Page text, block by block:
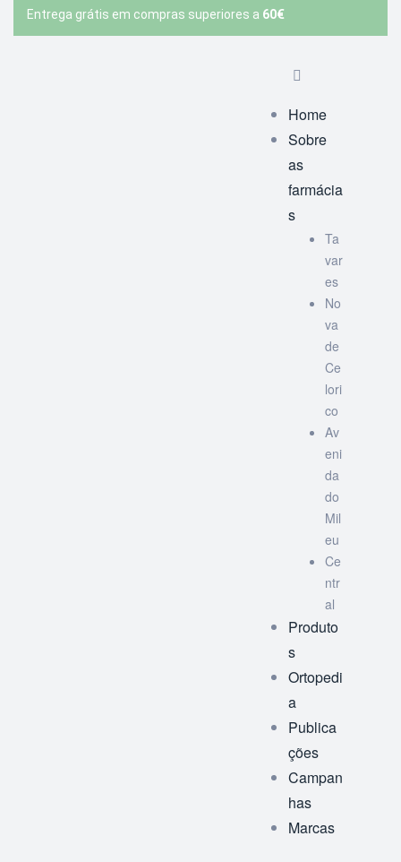
Entrega grátis em compras superiores a 60€
Home
Sobre
as
farmácia
s
Ta
var
es
No
va
de
Ce
lori
co
Av
eni
da
do
Mil
eu
Ce
ntr
al
Produto
s
Ortopedi
a
Publica
ções
Campan
has
Marcas